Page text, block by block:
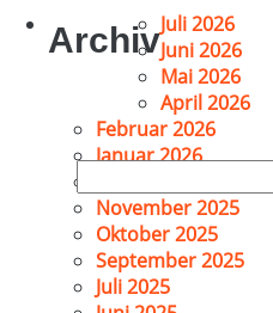
nach:
ArchivJuli 2026
Juni 2026
Mai 2026
April 2026
Februar 2026
Januar 2026
November 2025
Oktober 2025
September 2025
Juli 2025